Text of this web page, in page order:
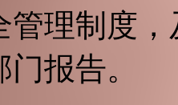
管理制度
报告。